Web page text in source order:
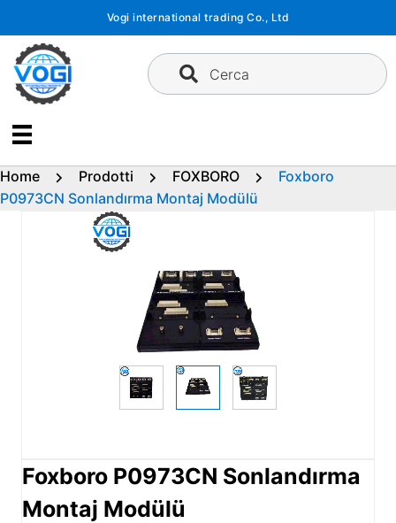
contenuto
Vogi international trading Co., Ltd
Cerca
Home Prodotti FOXBORO
Foxboro
P0973CN Sonlandırma Montaj Modülü
Foxboro P0973CN Sonlandırma
Montaj Modülü